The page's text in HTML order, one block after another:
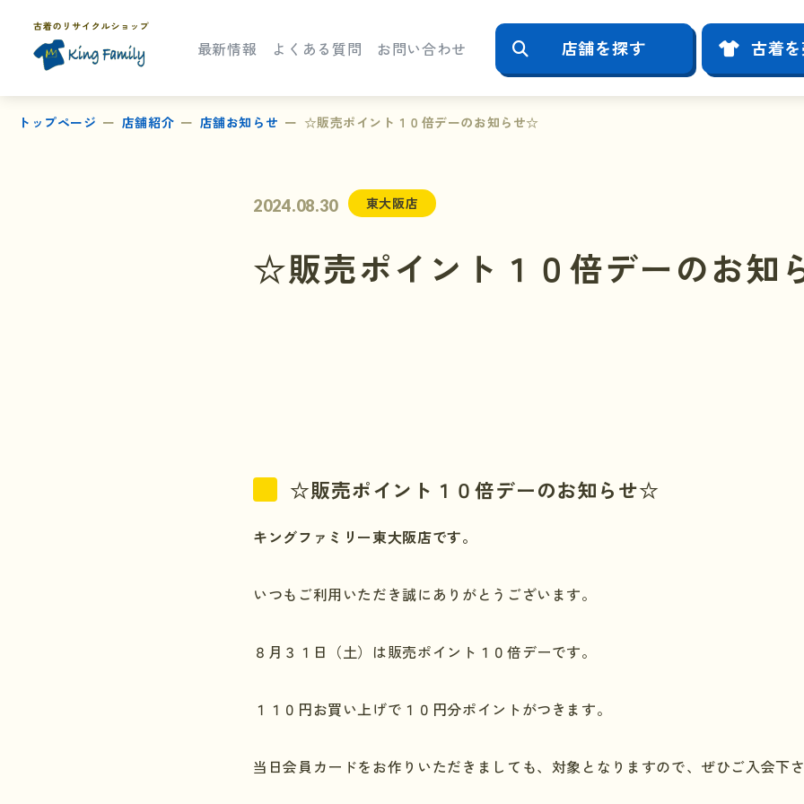
最新情報 よくある質問 お問い合わせ 店舗を探す 古着
トップページ 店舗紹介 店舗お知らせ ☆販売ポイント１０倍デーのお知らせ☆
2024.08.30 東大阪店
☆販売ポイント１０倍デーのお知
☆販売ポイント１０倍デーのお知らせ☆
キングファミリー東大阪店です。
いつもご利用いただき誠にありがとうございます。
８月３１日（土）は販売ポイント１０倍デーです。
１１０円お買い上げで１０円分ポイントがつきます。
当日会員カードをお作りいただきましても、対象となりますので、ぜひご入会下さ